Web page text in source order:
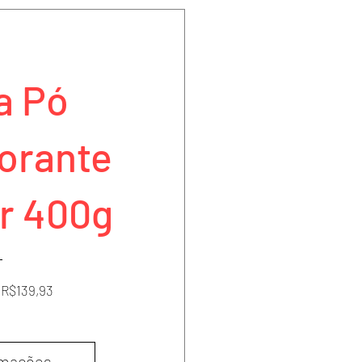
Pó
400g
Preço
R$139,93